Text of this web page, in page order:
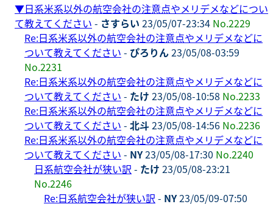
▼日系米系以外の航空会社の注意点やメリデメなどについ
て教えてください - さすらい 23/05/07-23:34 No.2229
Re:日系米系以外の航空会社の注意点やメリデメなどに
ついて教えてください - ぴろりん23/05/08-03:59
No.2231
Re:日系米系以外の航空会社の注意点やメリデメなどに
ついて教えてください - たけ 23/05/08-10:58 No.2233
Re:日系米系以外の航空会社の注意点やメリデメなどに
ついて教えてください - 北斗23/05/08-14:56 No.2236
Re:日系米系以外の航空会社の注意点やメリデメなどに
ついて教えてください - NY23/05/08-17:30 No.2240
日系航空会社が狭い訳 - たけ 23/05/08-23:21
No.2246
Re:日系航空会社が狭い訳 - NY23/05/09-07:50